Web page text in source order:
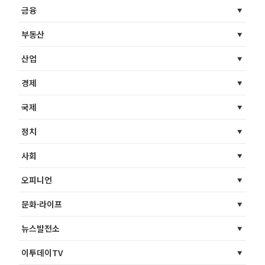
금융
부동산
산업
경제
국제
정치
사회
오피니언
문화·라이프
뉴스발전소
이투데이TV